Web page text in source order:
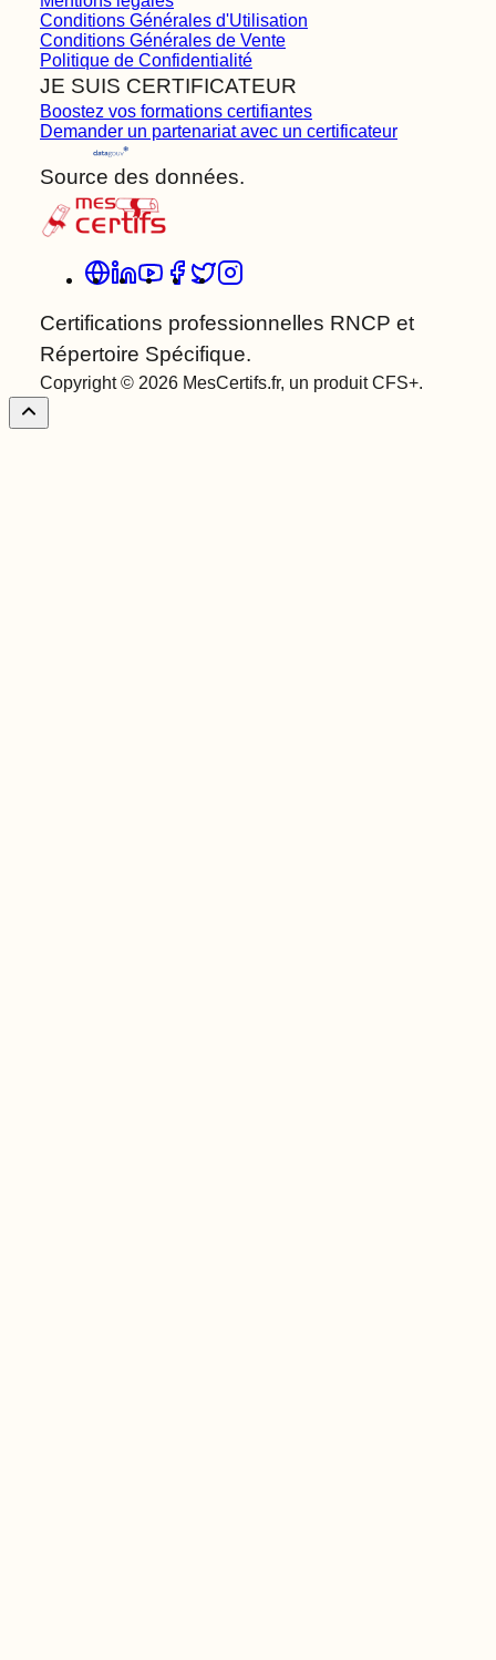
Conditions Générales d'Utilisation
Conditions Générales de Vente
Politique de Confidentialité
JE SUIS CERTIFICATEUR
Boostez vos formations certifiantes
Demander un partenariat avec un certificateur
Source des données.
Certifications professionnelles RNCP et
Répertoire Spécifique.
Copyright © 2026 MesCertifs.fr, un produit CFS+.